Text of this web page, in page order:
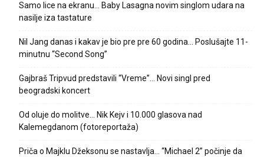
Samo lice na ekranu… Baby Lasagna novim singlom udara na
nasilje iza tastature
Nil Jang danas i kakav je bio pre pre 60 godina… Poslušajte 11-
minutnu “Second Song”
Gajbraš Tripvud predstavili “Vreme”… Novi singl pred
beogradski koncert
Od oluje do molitve… Nik Kejv i 10.000 glasova nad
Kalemegdanom (fotoreportaža)
Priča o Majklu Džeksonu se nastavlja… “Michael 2” počinje da